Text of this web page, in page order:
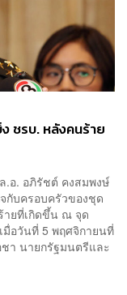
ชรบ. หลังคนร้าย
.อ. อภิรัชต์ คงสมพงษ์
กับครอบครัวของชุด
ายที่เกิดขึ้น ณ จุด
มื่อวันที่ 5 พฤศจิกายนที่
า นายกรัฐมนตรีและ